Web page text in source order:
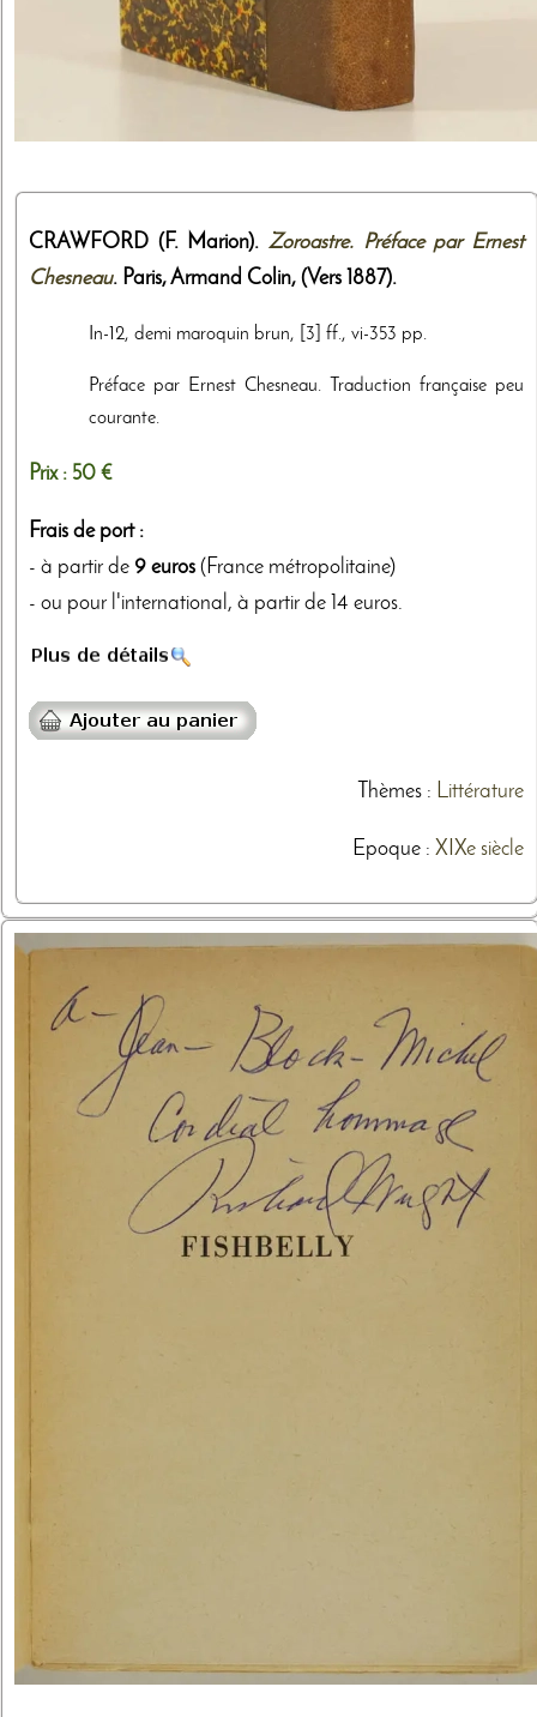
CRAWFORD (F. Marion). Zoroastre. Préface par Ernest
Chesneau. Paris,Armand Colin, (Vers 1887).
In-12, demi maroquin brun, [3] ff., vi-353 pp.
Préface par Ernest Chesneau. Traduction française peu
courante.
Prix : 50 €
Frais de port :
- à partir de 9 euros (France métropolitaine)
- ou pour l'international, à partir de 14 euros.
Thèmes: Littérature
Epoque : XIXe siècle